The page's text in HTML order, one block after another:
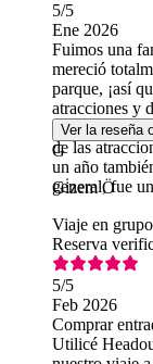
5/5
Ene 2026
Fuimos una
mereció
parque, ¡así
atracciones y
lugar para
de las
un año
general, fue
Ver la reseña
G
Gi̇zem Ö
Viaje en grupo
Reserva
5/5
Feb 2026
Comprar
Utilicé